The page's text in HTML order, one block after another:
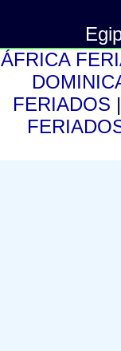
ÁFRICA
FERIADOS |